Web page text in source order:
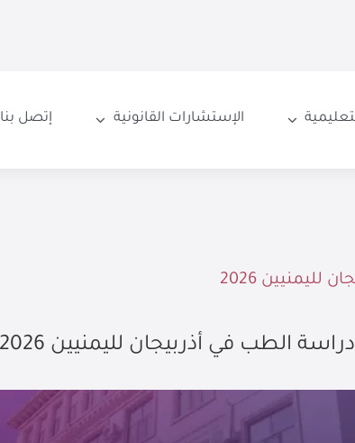
الإستشارات القانونية إتصل بنا
2026
دراسة الطب في أذربيجان لليمنيين 2026